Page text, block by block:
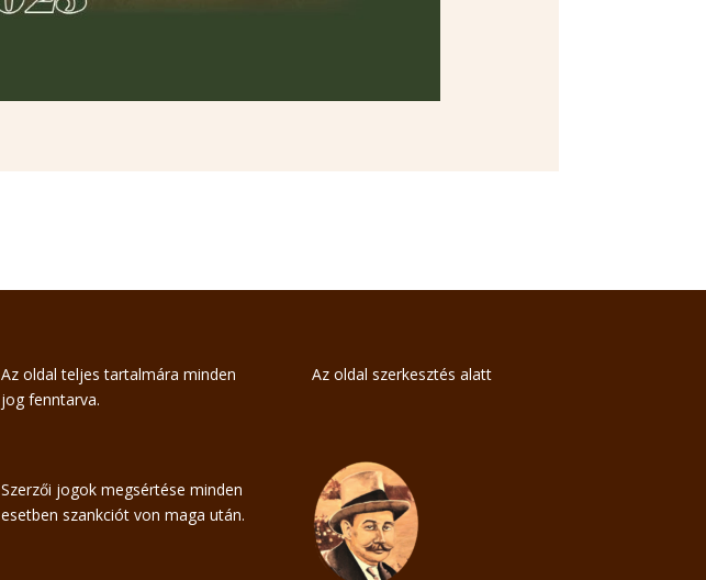
Az oldal teljes tartalmára minden
jog fenntarva.
Szerzői jogok megsértése minden
esetben szankciót von maga után.
Az oldal szerkesztés alatt